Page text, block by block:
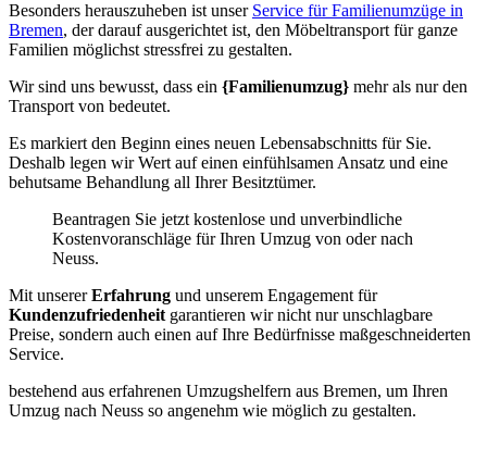
Besonders herauszuheben ist unser Service für Familienumzüge in
Bremen, der darauf ausgerichtet ist, den Möbeltransport für ganze
Familien möglichst stressfrei zu gestalten.
Wir sind uns bewusst, dass ein {Familienumzug} mehr als nur den
Transport von bedeutet.
Es markiert den Beginn eines neuen Lebensabschnitts für Sie.
Deshalb legen wir Wert auf einen einfühlsamen Ansatz und eine
behutsame Behandlung all Ihrer Besitztümer.
Beantragen Sie jetzt kostenlose und unverbindliche
Kostenvoranschläge für Ihren Umzug von oder nach
Neuss.
Mit unsererErfahrung und unserem Engagement für
Kundenzufriedenheit garantieren wir nicht nur unschlagbare
Preise, sondern auch einen auf Ihre Bedürfnisse maßgeschneiderten
Service.
bestehend aus erfahrenen Umzugshelfern aus Bremen, um Ihren
Umzug nach Neuss so angenehm wie möglich zu gestalten.